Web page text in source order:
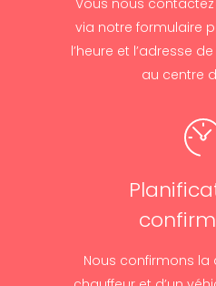
Vous nous
via notre formulaire
l’heure et l’adresse
au centre
Nous confirmons la